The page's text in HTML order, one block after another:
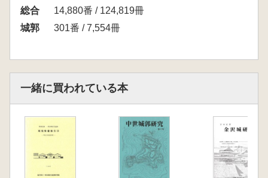
総合
14,880番 / 124,819冊
城郭
301番 / 7,554冊
一緒に買われている本